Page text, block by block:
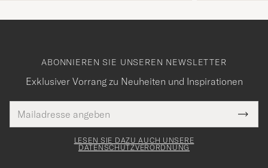
ABONNIEREN SIE UNSEREN NEWSLETTER
Exklusiver Vorrang zu Neuheiten und Inspirationen
Mail
Adresse
Tack
för
LESEN SIE DAZU AUCH UNSERE
DATENSCHUTZVERORDNUNG